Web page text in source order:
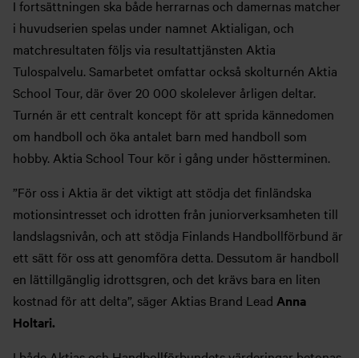
I fortsättningen ska både herrarnas och damernas matcher
i huvudserien spelas under namnet Aktialigan, och
matchresultaten följs via resultattjänsten Aktia
Tulospalvelu. Samarbetet omfattar också skolturnén Aktia
School Tour, där över 20 000 skolelever årligen deltar.
Turnén är ett centralt koncept för att sprida kännedomen
om handboll och öka antalet barn med handboll som
hobby. Aktia School Tour kör i gång under höstterminen.
”För oss i Aktia är det viktigt att stödja det finländska
motionsintresset och idrotten från juniorverksamheten till
landslagsnivån, och att stödja Finlands Handbollförbund är
ett sätt för oss att genomföra detta. Dessutom är handboll
en lättillgänglig idrottsgren, och det krävs bara en liten
kostnad för att delta”, säger Aktias Brand Lead Anna
Holtari.